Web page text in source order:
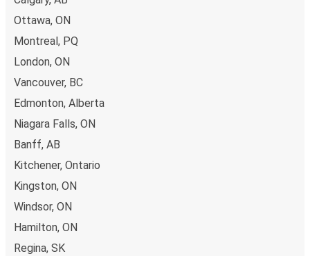
Ottawa, ON
Montreal, PQ
London, ON
Vancouver, BC
Edmonton, Alberta
Niagara Falls, ON
Banff, AB
Kitchener, Ontario
Kingston, ON
Windsor, ON
Hamilton, ON
Regina, SK